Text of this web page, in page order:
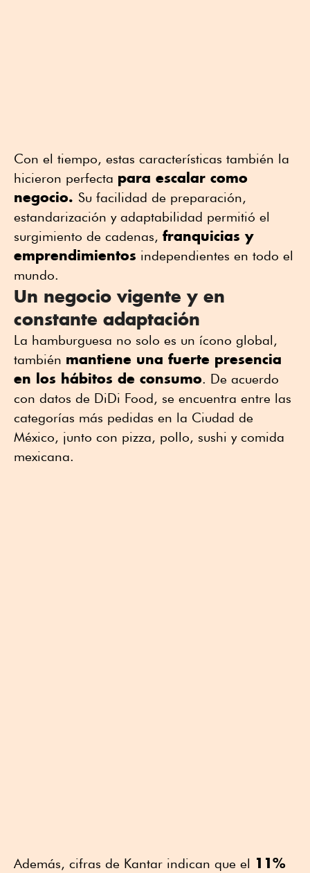
Con el tiempo, estas características también la
hicieron perfecta para escalar como
negocio. Su facilidad de preparación,
estandarización y adaptabilidad permitió el
surgimiento de cadenas, franquicias y
emprendimientos independientes en todo el
mundo.
Un negocio vigente y en
constante adaptación
La hamburguesa no solo es un ícono global,
también mantiene una fuerte presencia
en los hábitos de consumo. De acuerdo
con datos de DiDi Food, se encuentra entre las
categorías más pedidas en la Ciudad de
México, junto con pizza, pollo, sushi y comida
mexicana.
Además, cifras de Kantar indican que el 11%